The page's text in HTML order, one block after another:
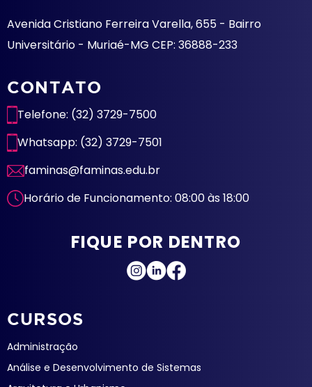
Avenida Cristiano Ferreira Varella, 655 - Bairro
Universitário - Muriaé-MG CEP: 36888-233
CONTATO
Telefone: (32) 3729-7500
Whatsapp: (32) 3729-7501
faminas@faminas.edu.br
Horário de Funcionamento: 08:00 às 18:00
FIQUE POR DENTRO
CURSOS
Administração
Análise e Desenvolvimento de Sistemas